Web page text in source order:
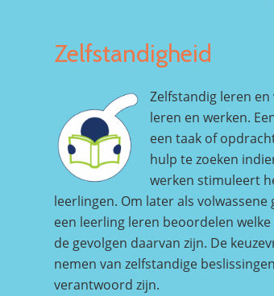
Zelfstandigheid
Zelfstandig leren
leren en werken.
een taak of
hulp te zoeken
werken stimuleert
leerlingen. Om later als
een leerling leren beoordelen
de gevolgen daarvan zijn. De
nemen van zelfstandige
verantwoord zijn.